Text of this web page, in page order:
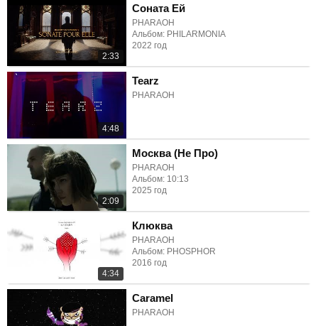
2:33
Соната Ей
PHARAOH
Альбом: PHILARMONIA
2022 год
4:48
Tearz
PHARAOH
2:09
Москва (Не Про)
PHARAOH
Альбом: 10:13
2025 год
4:34
Клюква
PHARAOH
Альбом: PHOSPHOR
2016 год
Caramel
PHARAOH